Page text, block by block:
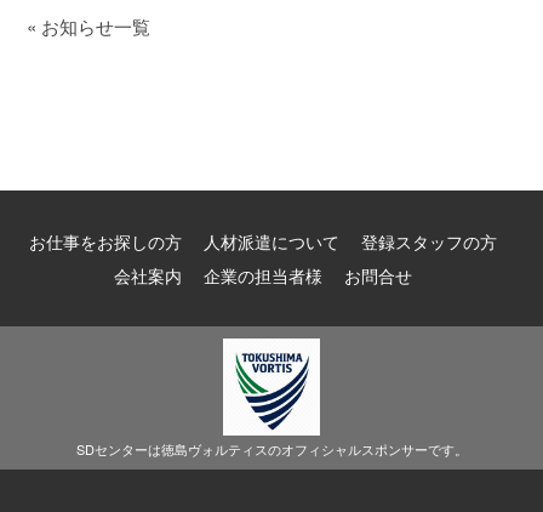
« お知らせ一覧
お仕事をお探しの方 人材派遣について
登録スタッフの方
会社案内
企業の担当者様 お問合せ
SDセンターは徳島ヴォルティスのオフィシャルスポンサーです。